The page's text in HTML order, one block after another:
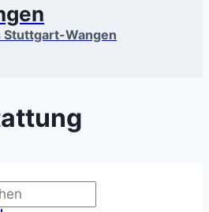
Stuttgart-Wangen